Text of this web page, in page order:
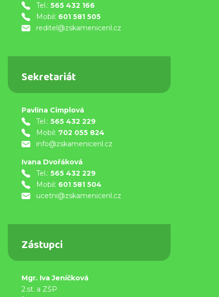
Tel.: 565 432 166
Mobil: 601 581 505
reditel@zskamenicenl.cz
Sekretariát
Pavlína Cimplová
Tel.: 565 432 229
Mobil: 702 055 824
info@zskamenicenl.cz
Ivana Dvořáková
Tel.: 565 432 229
Mobil: 601 581 504
ucetni@zskamenicenl.cz
Zástupci
Mgr. Iva Jeníčková
2.st. a ZŠP